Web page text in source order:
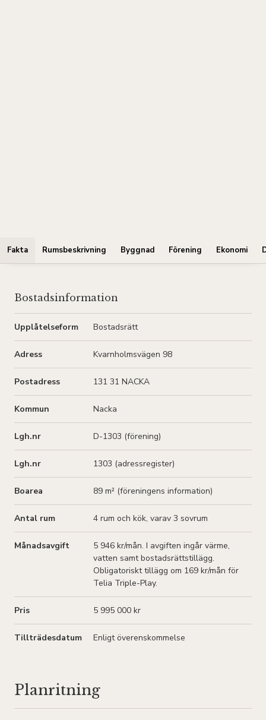
Fakta Rumsbeskrivning Byggnad Förening Ekonomi
Bostadsinformation
Upplåtelseform Bostadsrätt
Adress Kvarnholmsvägen 98
Postadress 131 31 NACKA
Kommun Nacka
Lgh.nr D-1303 (förening)
Lgh.nr 1303 (adressregister)
Boarea 89 m² (föreningens information)
Antal rum 4rum och kök, varav 3 sovrum
Månadsavgift 5 946 kr/mån. I avgiften ingår värme,
vatten samt bostadsrättstillägg.
Obligatoriskt tillägg om 169 kr/mån för
Telia Triple-Play.
Pris 5 995 000 kr
Tillträdesdatum Enligt överenskommelse
Planritning